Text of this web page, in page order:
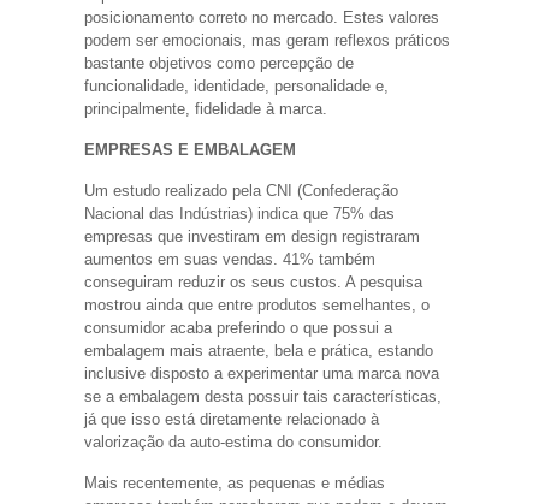
posicionamento correto no mercado. Estes valores
podem ser emocionais, mas geram reflexos práticos
bastante objetivos como percepção de
funcionalidade, identidade, personalidade e,
principalmente, fidelidade à marca.
EMPRESAS E EMBALAGEM
Um estudo realizado pela CNI (Confederação
Nacional das Indústrias) indica que 75% das
empresas que investiram em design registraram
aumentos em suas vendas. 41% também
conseguiram reduzir os seus custos. A pesquisa
mostrou ainda que entre produtos semelhantes, o
consumidor acaba preferindo o que possui a
embalagem mais atraente, bela e prática, estando
inclusive disposto a experimentar uma marca nova
se a embalagem desta possuir tais características,
já que isso está diretamente relacionado à
valorização da auto-estima do consumidor.
Mais recentemente, as pequenas e médias